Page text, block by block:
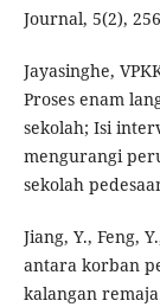
Journal, 5(2),
Jayasinghe,
Proses enam
sekolah; Isi
mengurangi
sekolah
Jiang, Y., Feng,
antara korban
kalangan